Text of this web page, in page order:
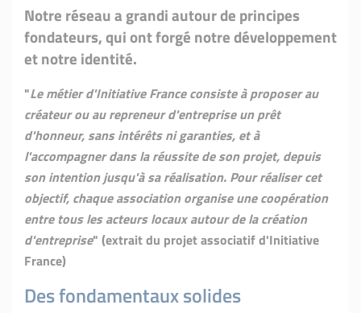
Notre réseau a grandi autour de principes
fondateurs, qui ont forgé notre développement
et notre identité.
"Le métier d'Initiative France consiste à proposer au
créateur ou au repreneur d'entreprise un prêt
d'honneur, sans intérêts ni garanties, et à
l'accompagner dans la réussite de son projet, depuis
son intention jusqu'à sa réalisation. Pour réaliser cet
objectif, chaque association organise une coopération
entre tous les acteurs locaux autour de la création
d'entreprise" (extrait du projet associatif d'Initiative
France)
Des fondamentaux solides